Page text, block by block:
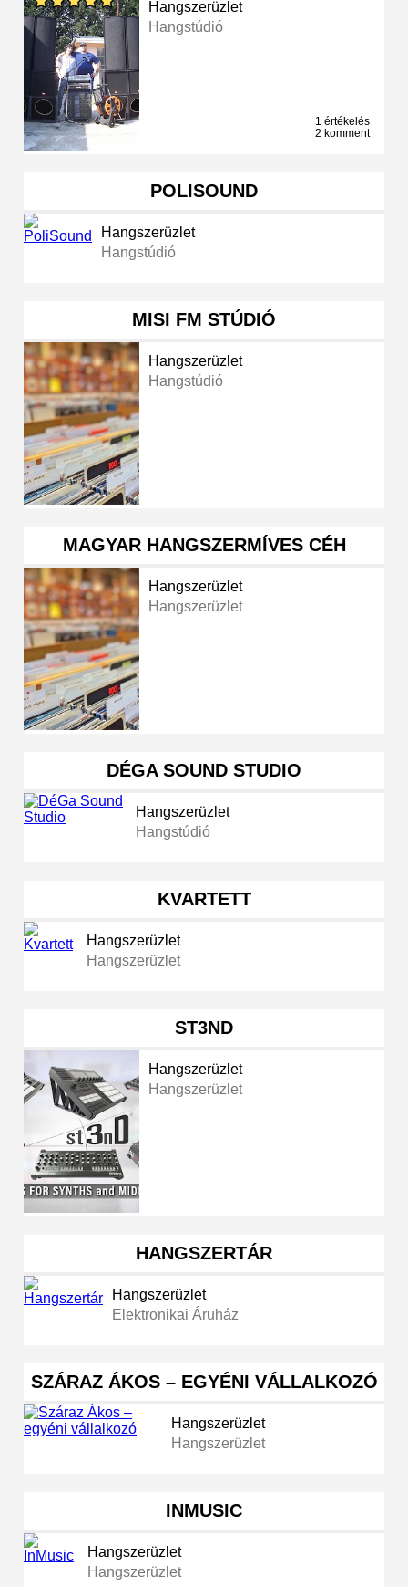
Hangszerüzlet
Hangstúdió
1 értékelés
2 komment
POLISOUND
Hangszerüzlet
Hangstúdió
MISI FM STÚDIÓ
Hangszerüzlet
Hangstúdió
MAGYAR HANGSZERMÍVES CÉH
Hangszerüzlet
Hangszerüzlet
DÉGA SOUND STUDIO
Hangszerüzlet
Hangstúdió
KVARTETT
Hangszerüzlet
Hangszerüzlet
ST3ND
Hangszerüzlet
Hangszerüzlet
HANGSZERTÁR
Hangszerüzlet
Elektronikai Áruház
SZÁRAZ ÁKOS – EGYÉNI VÁLLALKOZÓ
Hangszerüzlet
Hangszerüzlet
INMUSIC
Hangszerüzlet
Hangszerüzlet